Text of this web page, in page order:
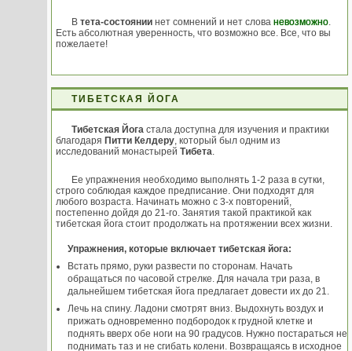
В тета-состоянии нет сомнений и нет слова невозможно
Есть абсолютная уверенность, что возможно все. Все, что вы
пожелаете!
ТИБЕТСКАЯ ЙОГА
Тибетская Йога стала доступна для изучения и практики
благодаря Питти Келдеру , который был одним из
исследований монастырей Тибета
Ее упражнения необходимо выполнять 1-2 раза в сутки,
строго соблюдая каждое предписание. Они подходят для
любого возраста. Начинать можно с 3-х повторений,
постепенно дойдя до 21-го. Занятия такой практикой как
тибетская йога стоит продолжать на протяжении всех жизни.
Упражнения, которые включает тибетская йога:
Встать прямо, руки развести по сторонам. Начать
обращаться по часовой стрелке. Для начала три раза, в
дальнейшем тибетская йога предлагает довести их до 21.
Лечь на спину. Ладони смотрят вниз. Выдохнуть воздух и
прижать одновременно подбородок к грудной клетке и
поднять вверх обе ноги на 90 градусов. Нужно постараться не
поднимать таз и не сгибать колени. Возвращаясь в исходное